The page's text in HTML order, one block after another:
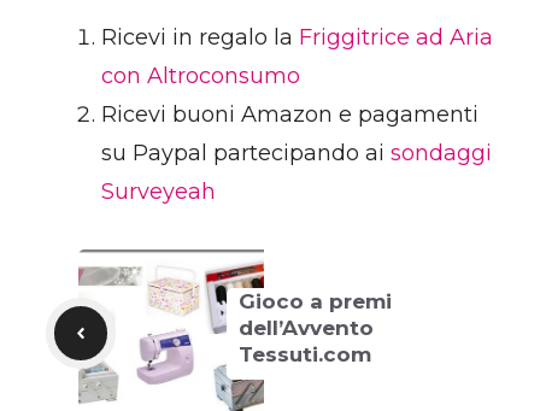
Ricevi in regalo la Friggitrice ad Aria
con Altroconsumo
Ricevi buoni Amazon e pagamenti
su Paypal partecipando ai sondaggi
Surveyeah
Gioco a premi
dell’Avvento
Tessuti.com